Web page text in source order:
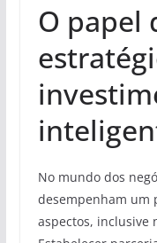
O papel
No mundo dos
desempenham um
aspectos, inclusive